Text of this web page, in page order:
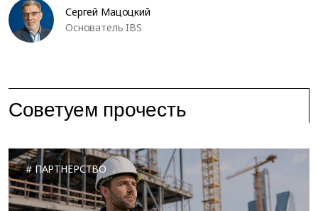
Сергей Мацоцкий
Основатель IBS
Советуем прочесть
ПАРТНЕРСТВО